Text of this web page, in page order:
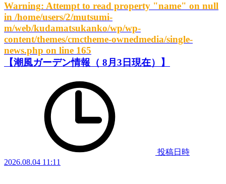
Warning: Attempt to read property "name" on null
in /home/users/2/mutsumi-
m/web/kudamatsukanko/wp/wp-
content/themes/cmctheme-ownedmedia/single-
news.php on line 165
【潮風ガーデン情報（ 8月3日現在）】
投稿日時
2026.08.04 11:11